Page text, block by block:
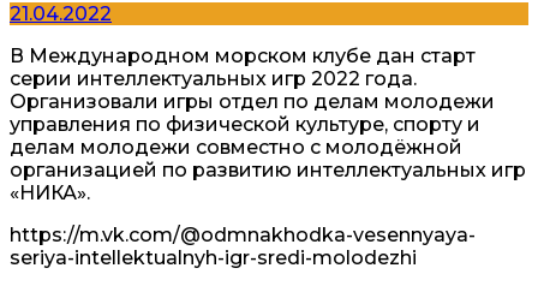
21.04.2022
В Международном морском клубе дан старт
серии интеллектуальных игр 2022 года.
Организовали игры отдел по делам молодежи
управления по физической культуре, спорту и
делам молодежи совместно с молодёжной
организацией по развитию интеллектуальных игр
«НИКА».
https://m.vk.com/@odmnakhodka-vesennyaya-
seriya-intellektualnyh-igr-sredi-molodezhi